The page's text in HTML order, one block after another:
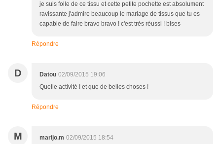
je suis folle de ce tissu et cette petite pochette est absolument
ravissante j'admire beaucoup le mariage de tissus que tu es
capable de faire bravo bravo ! c'est très réussi ! bises
Répondre
D Datou 02/09/2015 19:06
Quelle activité ! et que de belles choses !
Répondre
M marijo.m 02/09/2015 18:54